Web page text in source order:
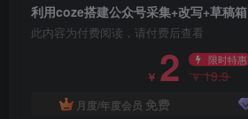
此内容为付费阅读，请付费后查看
￥ 2 限时特惠
￥19.9
月度/年度会员 免费